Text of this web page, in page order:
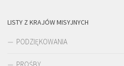
LISTY Z KRAJÓW MISYJNYCH
PODZIĘKOWANIA
PROŚBY